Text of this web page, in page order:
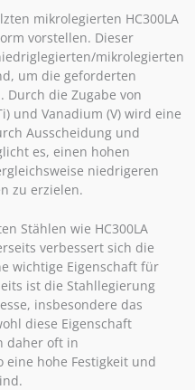
mikrolegierten HC300LA
vorstellen. Dieser
mikrolegierten
um die geforderten
Durch die Zugabe von
und Vanadium (V) wird eine
Ausscheidung und
es, einen hohen
niedrigeren
zu erzielen.
Stählen wie HC300LA
verbessert sich die
wichtige Eigenschaft für
ist die Stahllegierung
insbesondere das
diese Eigenschaft
daher oft in
eine hohe Festigkeit und